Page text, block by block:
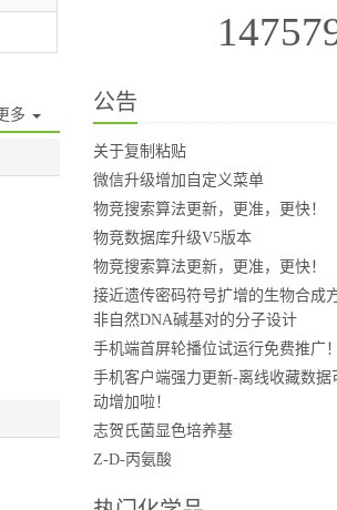
多 公告
关于复制粘贴
微信升级增加自定义菜单
物竞搜索算法更新，更准，更快！
物竞数据库升级V5版本
物竞搜索算法更新，更准，更快！
接近遗传密码符号扩增的生物合成方
非自然DNA碱基对的分子设计
手机端首屏轮播位试运行免费推广！
手机客户端强力更新-离线收藏数据
动增加啦！
志贺氏菌显色培养基
Z-D-丙氨酸